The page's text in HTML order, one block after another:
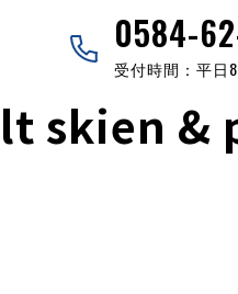
0584-
受付時間：平日
skien &